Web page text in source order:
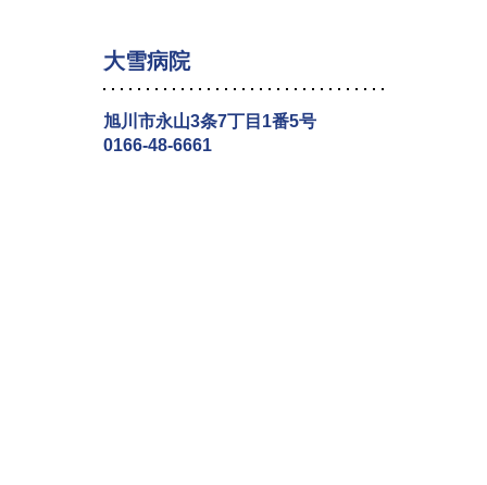
大雪病院
旭川市永山3条7丁目1番5号
0166-48-6661